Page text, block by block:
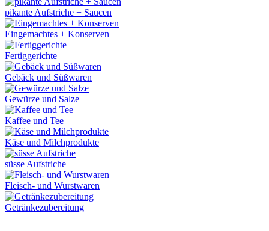
pikante Aufstriche + Saucen
Eingemachtes + Konserven
Fertiggerichte
Gebäck und Süßwaren
Gewürze und Salze
Kaffee und Tee
Käse und Milchprodukte
süsse Aufstriche
Fleisch- und Wurstwaren
Getränkezubereitung